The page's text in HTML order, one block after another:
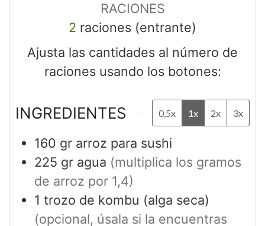
RACIONES
2 raciones (entrante)
Ajusta las cantidades al número de
raciones usando los botones:
INGREDIENTES 0,5x 1x 2x 3x
160 gr arroz para sushi
225 gr agua (multiplica los gramos
de arroz por 1,4)
1 trozo de kombu (alga seca)
(opcional, úsala si la encuentras